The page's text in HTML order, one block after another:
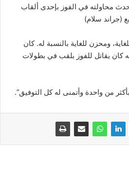
محاولته في الفوز بإحدى ألقاب
(جراند سلام)
ومحزن للغاية بالنسبة له. كان
كان يقاتل للفوز بلقب في بطولات
من واحدة وأتمنى له كل التوفيق”.